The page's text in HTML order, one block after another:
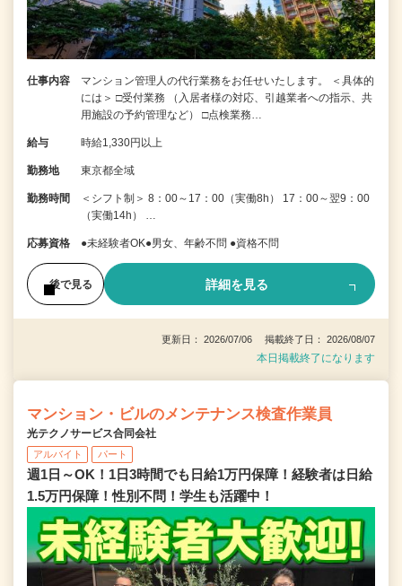
仕事内容
マンション管理人の代行業務をお任せいたします。 ＜具体的
には＞ □受付業務 （入居者様の対応、引越業者への指示、共
用施設の予約管理など） □点検業務…
給与 時給1,330円以上
勤務地 東京都全域
勤務時間
＜シフト制＞ 8：00～17：00（実働8h） 17：00～翌9：00
（実働14h） …
応募資格 ●未経験者OK●男女、年齢不問 ●資格不問
後で見る 詳細を見る
更新日： 2026/07/06 掲載終了日： 2026/08/07
本日掲載終了になります
マンション・ビルのメンテナンス検査作業員
光テクノサービス合同会社
アルバイト パート
週1日～OK！1日3時間でも日給1万円保障！経験者は日給
1.5万円保障！性別不問！学生も活躍中！